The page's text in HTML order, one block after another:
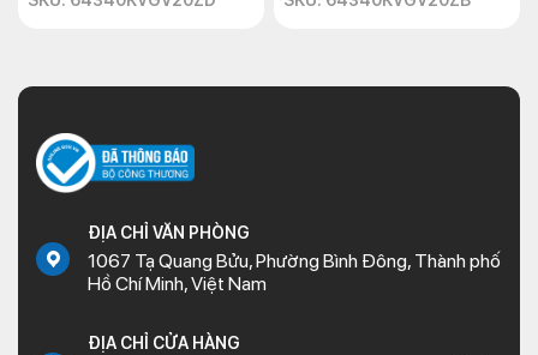
ĐỊA CHỈ VĂN PHÒNG
1067 Tạ Quang Bửu, Phường Bình Đông, Thành phố
Hồ Chí Minh, Việt Nam
ĐỊA CHỈ CỬA HÀNG